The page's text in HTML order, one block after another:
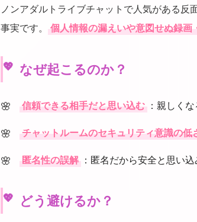
ノンアダルトライブチャットで人気がある反
事実です。
個人情報の漏えいや意図せぬ録
なぜ起こるのか？
信頼できる相手だと思い込む ：親しく
チャットルームのセキュリティ意識の低
匿名性の誤解 ：匿名だから安全と思い
どう避けるか？